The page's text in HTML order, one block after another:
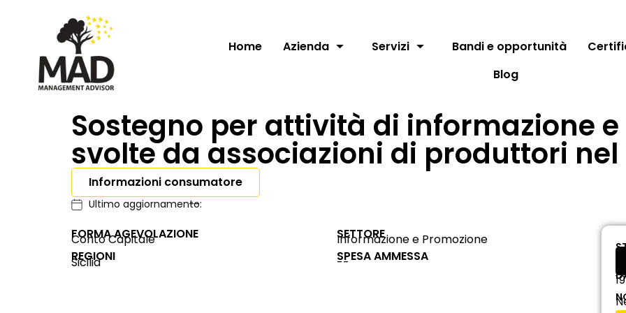
Home Azienda Servizi Bandi e opportunità
Blog
Sostegno per attività di informazione
svolte da associazioni di produttori
Informazioni consumatore
Ultimo aggiornamento:
--
FORMA AGEVOLAZIONE
Conto Capitale
REGIONI
Sicilia
SETTORE
Informazione e Promozione
SPESA AMMESSA
--